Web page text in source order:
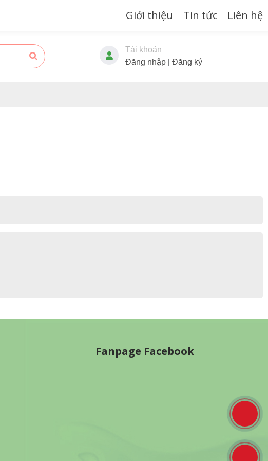
Giới thiệu Tin tức Liên hệ
Tài khoản
Đăng nhập |Đăng ký
Fanpage Facebook